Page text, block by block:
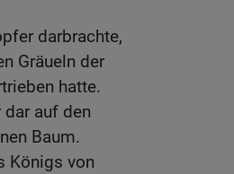
darbrachte,
Gräueln der
hatte.
auf den
Baum.
Königs von